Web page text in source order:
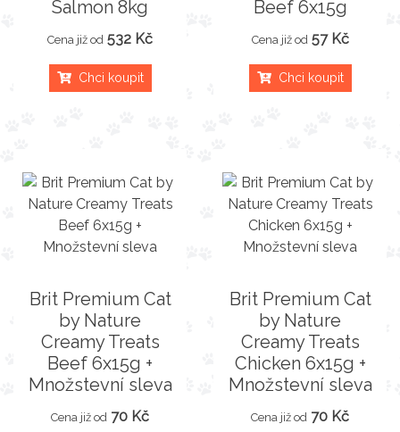
Salmon 8kg
Cena již od 532 Kč
Chci koupit
Beef 6x15g
Cena již od 57 Kč
Chci koupit
Brit Premium Cat
by Nature
Creamy Treats
Beef 6x15g +
Množstevní sleva
Cena již od 70 Kč
Brit Premium Cat
by Nature
Creamy Treats
Chicken 6x15g +
Množstevní sleva
Cena již od 70 Kč